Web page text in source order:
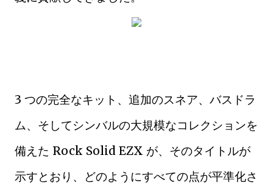
3 つの完全なキット、追加のスネア、バスドラ
ム、そしてシンバルの大規模なコレクションを
備えた Rock Solid EZX が、そのタイトルが
示すとおり、どのようにすべての点が平準化さ